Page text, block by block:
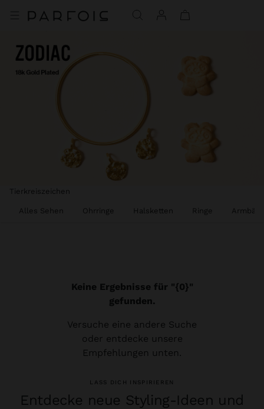
Tierkreiszeichen
Alles Sehen Ohrringe Halsketten Ringe
Keine Ergebnisse für "{0}"
gefunden.
Versuche eine andere Suche
oder entdecke unsere
Empfehlungen unten.
LASS DICH INSPIRIEREN
Entdecke neue Styling-Ideen und